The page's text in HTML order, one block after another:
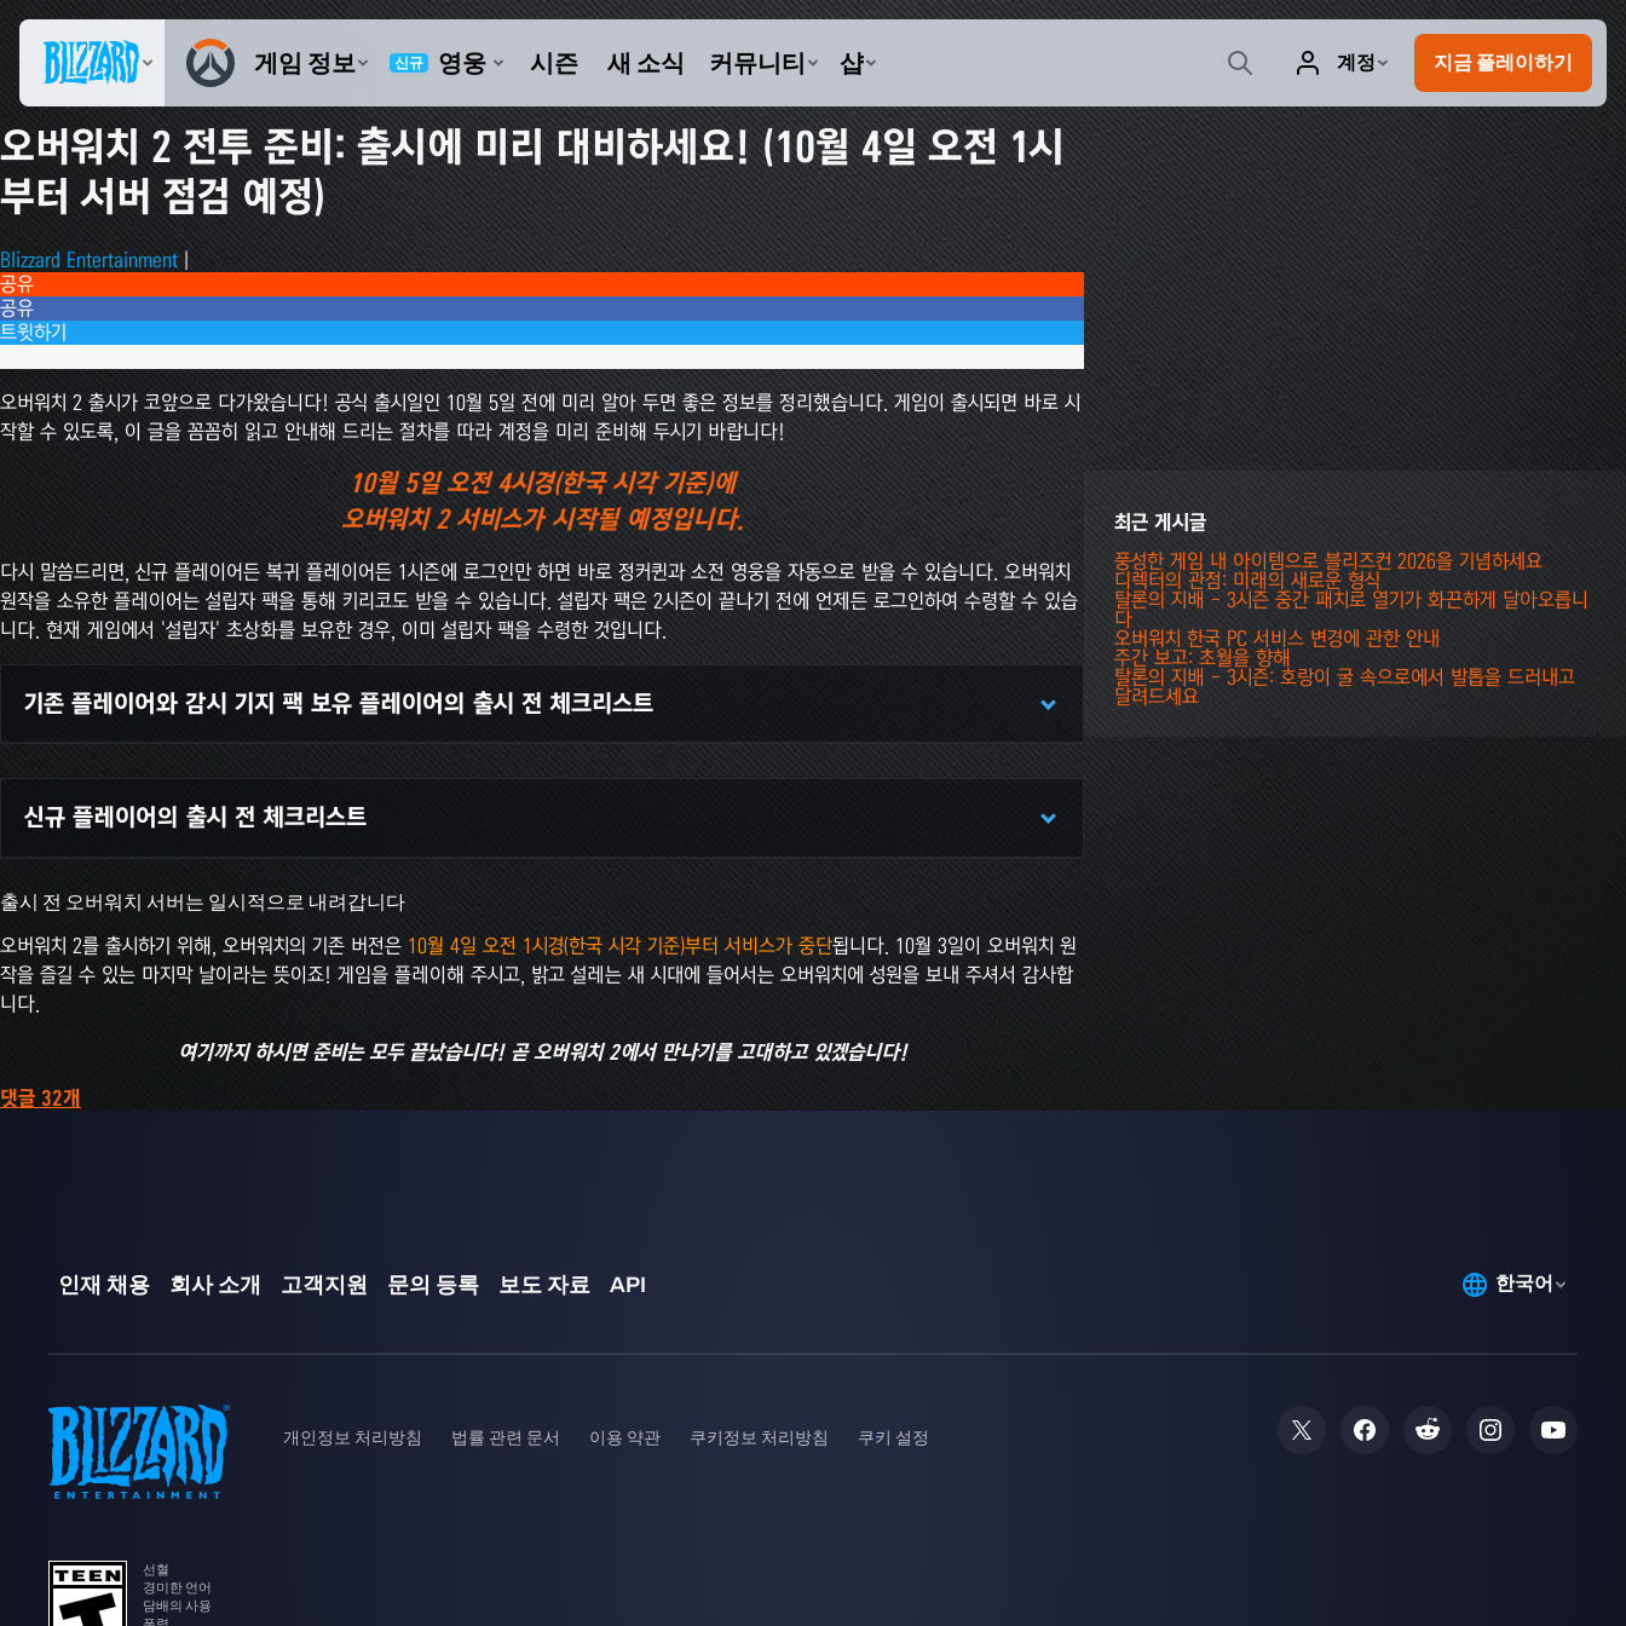
오버워치 2 전투 준비: 출시에 미리 대비하세요! (10월 4일 오전 1시
부터 서버 점검 예정)
Blizzard Entertainment |
공유
공유
트윗하기
오버워치 2 출시가 코앞으로 다가왔습니다! 공식 출시일인 10월 5일 전에 미리 알아 두면 좋은 정보를 정리했습니다. 게임이 출시되면 바로 시
작할 수 있도록, 이 글을 꼼꼼히 읽고 안내해 드리는 절차를 따라 계정을 미리 준비해 두시기 바랍니다!
10월 5일 오전 4시경(한국 시각 기준)에
오버워치 2 서비스가 시작될 예정입니다.
다시 말씀드리면, 신규 플레이어든 복귀 플레이어든 1시즌에 로그인만 하면 바로 정커퀸과 소전 영웅을 자동으로 받을 수 있습니다. 오버워치
원작을 소유한 플레이어는 설립자 팩을 통해 키리코도 받을 수 있습니다. 설립자 팩은 2시즌이 끝나기 전에 언제든 로그인하여 수령할 수 있습
니다. 현재 게임에서 '설립자' 초상화를 보유한 경우, 이미 설립자 팩을 수령한 것입니다.
기존 플레이어와 감시 기지 팩 보유 플레이어의 출시 전 체크리스트
기존 PC 사용자와 PC를 사용하는 감시 기지 팩 보유자의 경우, 10월 1일 오전 5시 30분경(한국 시각 기준)부터 오버워치 2를
미리 다운로드해 둘 수 있습니다. 다운로드 용량은 최대 50GB입니다. Battle.net에서 자동 업데이트를 활성화해 두었다면
"업데이트 확인"을 선택해서 수동으로 다운로드를 시작할 수 있습니다.
기존 콘솔 사용자의 경우 10월 5일 오전 1시경부터 다운로드를 시작할 수 있고, 다운로드 용량은 최대 30GB입니다.
계정 통합
- 오버워치 2에 진행 데이터 동기화 기능이 추가됨에 따라, 플랫폼별 오버워치 계정 여러 개의 게임 진행 데이터와 게임
어 PC 계정이 두 개 있을 경우, 이 두 계정을 통합할 수는 없습니다. Xbox, PlayStation, Nintendo Switch의 경우도 마찬가지입니
정보를 확인해야 합니다. 하나의 플랫폼에서만 오버워치를 진행했다면, 플레이어는 아무 조치를 취할 필요가 없습니다.계정 통합
신규 플레이어의 출시 전 체크리스트
Battle.net 계정 만들기 -어느 플랫폼에서나 오버워치 2를 플레이하려면 Battle.net 계정이 필요합니다.
서 만들 수 있습니다.
오버워치 2 다운로드- 콘솔 및 PC를 사용하는 신규 사용자의 경우 출시 시점인 10월 5일 오전 4시경부터 다운로드를 시작할 수 있
출시 전 오버워치 서버는 일시적으로 내려갑니다
오버워치 2를 출시하기 위해, 오버워치의 기존 버전은 10월 4일 오전 1시경(한국 시각 기준)부터 서비스가 중단됩니다. 10월 3일이 오버워치 원
작을 즐길 수 있는 마지막 날이라는 뜻이죠! 게임을 플레이해 주시고, 밝고 설레는 새 시대에 들어서는 오버워치에 성원을 보내 주셔서 감사합
니다.
여기까지 하시면 준비는 모두 끝났습니다! 곧 오버워치 2에서 만나기를 고대하고 있겠습니다!
댓글 32개
최근 게시글
풍성한 게임 내 아이템으로 블리즈컨 2026을 기념하세요
디렉터의 관점: 미래의 새로운 형식
탈론의 지배 - 3시즌 중간 패치로 열기가 화끈하게 달아오릅니
다
오버워치 한국 PC 서비스 변경에 관한 안내
주간 보고: 초월을 향해
탈론의 지배 - 3시즌: 호랑이 굴 속으로에서 발톱을 드러내고
달려드세요